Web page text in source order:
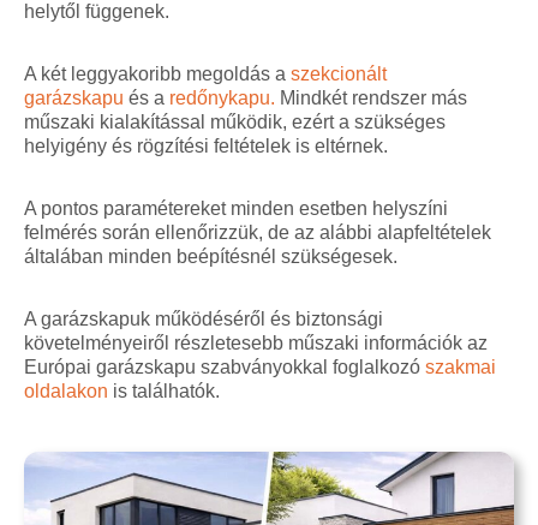
helytől függenek.
A két leggyakoribb megoldás a szekcionált
garázskapu és a redőnykapu. Mindkét rendszer más
műszaki kialakítással működik, ezért a szükséges
helyigény és rögzítési feltételek is eltérnek.
A pontos paramétereket minden esetben helyszíni
felmérés során ellenőrizzük, de az alábbi alapfeltételek
általában minden beépítésnél szükségesek.
A garázskapuk működéséről és biztonsági
követelményeiről részletesebb műszaki információk az
Európai garázskapu szabványokkal foglalkozó szakmai
oldalakon is találhatók.